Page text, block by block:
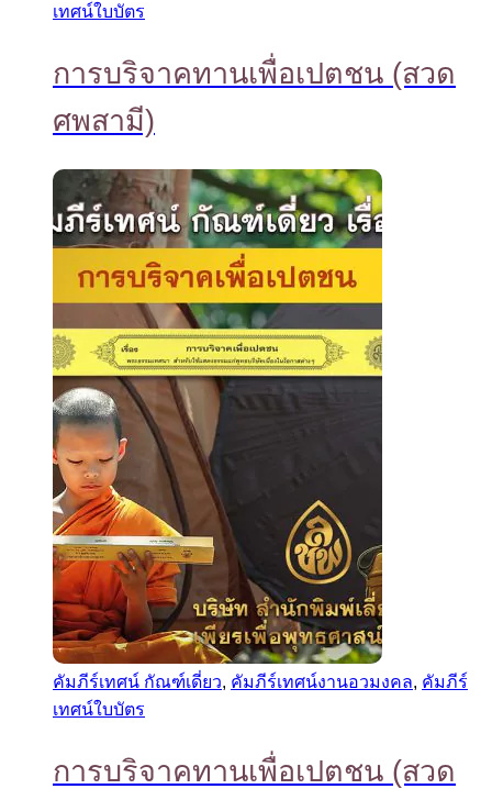
เทศน์ใบบัตร
การบริจาคทานเพื่อเปตชน (สวด
ศพสามี)
คัมภีร์เทศน์ กัณฑ์เดี่ยว, คัมภีร์เทศน์งานอวมงคล, คัมภีร์
เทศน์ใบบัตร
การบริจาคทานเพื่อเปตชน (สวด